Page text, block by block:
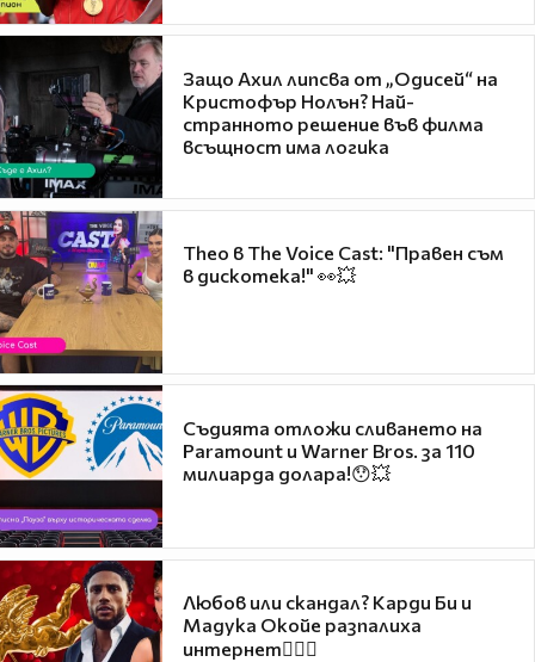
Защо Ахил липсва от „Одисей“ на
Кристофър Нолън? Най-
странното решение във филма
всъщност има логика
Theo в The Voice Cast: "Правен съм
в дискотека!" 👀💥
Съдията отложи сливането на
Paramount и Warner Bros. за 110
милиарда долара!😯💥
Любов или скандал? Карди Би и
Мадука Окойе разпалиха
интернет❤️‍🔥🔥